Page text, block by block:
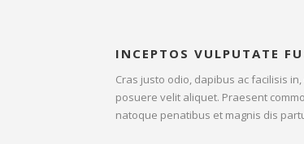
INCEPTOS VULPUTATE
Cras justo odio, dapibus ac facilisis
posuere velit aliquet. Praesent
natoque penatibus et magnis dis